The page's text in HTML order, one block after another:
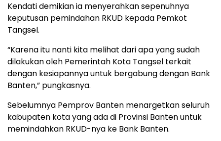
Kendati demikian ia menyerahkan sepenuhnya
keputusan pemindahan RKUD kepada Pemkot
Tangsel.
“Karena itu nanti kita melihat dari apa yang sudah
dilakukan oleh Pemerintah Kota Tangsel terkait
dengan kesiapannya untuk bergabung dengan Bank
Banten,” pungkasnya.
Sebelumnya Pemprov Banten menargetkan seluruh
kabupaten kota yang ada di Provinsi Banten untuk
memindahkan RKUD-nya ke Bank Banten.